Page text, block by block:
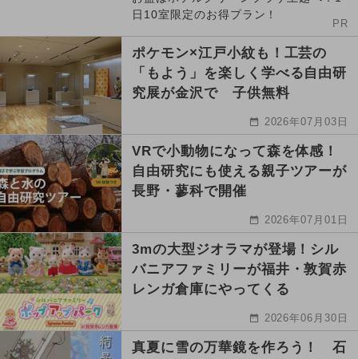
日10室限定のお得プラン！
PR
ポケモン×江戸小紋も！工芸の
「もよう」を楽しく学べる自由研
究展が金沢で 子供無料
2026年07月03日
VRで小動物になって森を体感！
自由研究にも使える親子ツアーが
長野・蓼科で開催
2026年07月01日
3mの大型ジオラマが登場！シル
バニアファミリーが福井・敦賀赤
レンガ倉庫にやってくる
2026年06月30日
真夏に雪の万華鏡を作ろう！ 石